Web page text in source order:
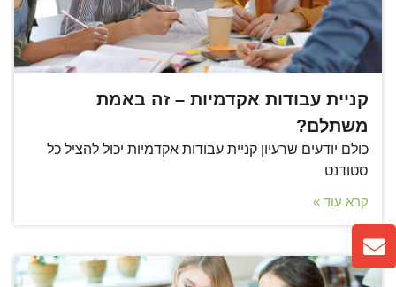
קניית עבודות אקדמיות – זה באמת
משתלם?
כולם יודעים שרעיון קניית עבודות אקדמיות יכול להציל כל
סטודנט
קרא עוד »